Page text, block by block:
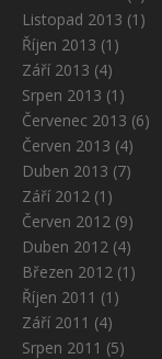
Listopad 2013 (1)
Říjen 2013 (1)
Září 2013 (4)
Srpen 2013 (1)
Červenec 2013 (6)
Červen 2013 (4)
Duben 2013 (7)
Září 2012 (1)
Červen 2012 (9)
Duben 2012 (4)
Březen 2012 (1)
Říjen 2011 (1)
Září 2011 (4)
Srpen 2011 (5)